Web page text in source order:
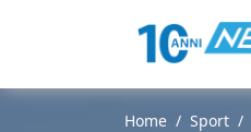
Home Sport